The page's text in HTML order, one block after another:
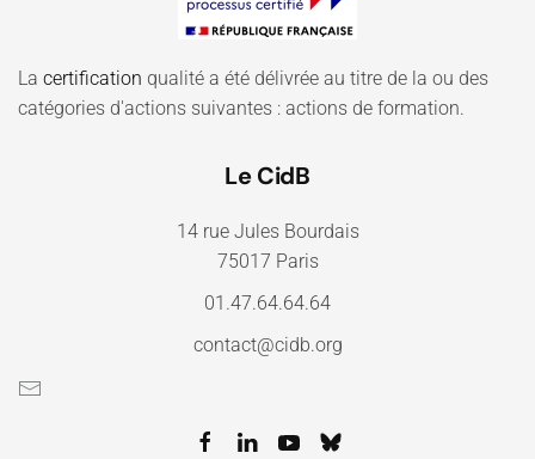
La certification qualité a été délivrée au titre de la ou des
catégories d'actions suivantes : actions de formation.
Le CidB
14 rue Jules Bourdais
75017 Paris
01.47.64.64.64
contact@cidb.org